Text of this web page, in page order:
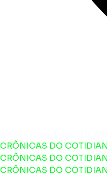
CRÔNICAS DO
CRÔNICAS DO
CRÔNICAS DO